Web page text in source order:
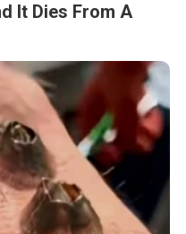
It Dies From A